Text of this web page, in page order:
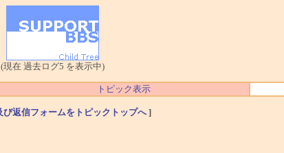
(現在 過去ログ5 を表示中)
トピック表示
び返信フォームをトピックトップへ]